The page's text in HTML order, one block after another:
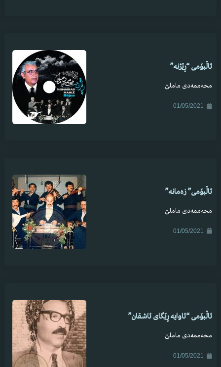
ئاڵبۆمی “ڕێژنە”
محەممەدی ماملێ
01/05/2021
ئاڵبۆمی” زەمانە”
محەممەدی ماملێ
01/05/2021
ئاڵبۆمی “ئاوایە ڕێگای ئاشقان”
محەممەدی ماملێ
01/05/2021